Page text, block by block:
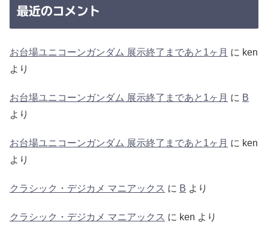
最近のコメント
お台場ユニコーンガンダム 展示終了まであと1ヶ月 に ken
より
お台場ユニコーンガンダム 展示終了まであと1ヶ月 に B
より
お台場ユニコーンガンダム 展示終了まであと1ヶ月 に ken
より
クラシック・デジカメ マニアックス に B より
クラシック・デジカメ マニアックス に ken より